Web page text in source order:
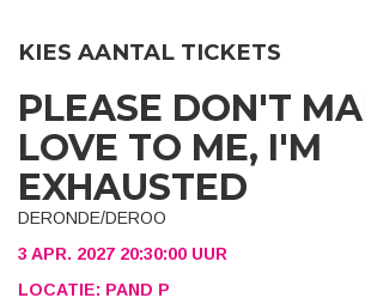
KIES AANTAL TICKETS
PLEASE DON'T
LOVE TO ME, I'M
EXHAUSTED
DERONDE/DEROO
3 APR. 2027 20:30:00 UUR
LOCATIE: PAND P